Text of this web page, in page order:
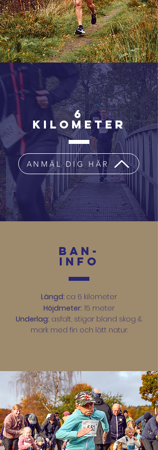
6
KILOMETER
ANMÄL DIG HÄR
Ban-
INFO
Längd: ca 6 kilometer
Höjdmeter: 15 meter
Underlag: asfalt, stigar bland skog &
mark med fin och lätt natur.